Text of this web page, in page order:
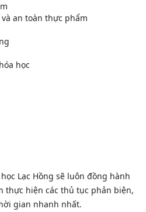
an toàn thực phẩm
học
Lạc Hồng sẽ luôn đồng hành
thực hiện các thủ tục phản biện,
gian nhanh nhất.